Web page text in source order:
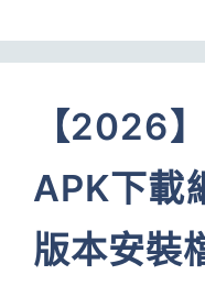
【2026
APK下載
版本安裝